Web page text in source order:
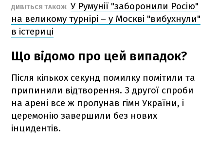
ДИВІТЬСЯ ТАКОЖ У Румунії "заборонили Росію"
на великому турнірі – у Москві "вибухнули"
в істериці
Що відомо про цей випадок?
Після кількох секунд помилку помітили та
припинили відтворення. З другої спроби
на арені все ж пролунав гімн України, і
церемонію завершили без нових
інцидентів.